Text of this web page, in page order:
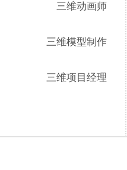
三维动画师
三维模型制作
三维项目经理